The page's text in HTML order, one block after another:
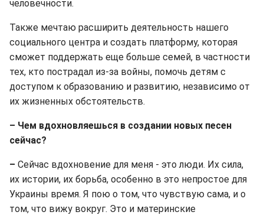
человечности.
Также мечтаю расширить деятельность нашего
социального центра и создать платформу, которая
сможет поддержать еще больше семей, в частности
тех, кто пострадал из-за войны, помочь детям с
доступом к образованию и развитию, независимо от
их жизненных обстоятельств.
– Чем вдохновляешься в создании новых песен
сейчас?
– Сейчас вдохновение для меня - это люди. Их сила,
их истории, их борьба, особенно в это непростое для
Украины время. Я пою о том, что чувствую сама, и о
том, что вижу вокруг. Это и материнские